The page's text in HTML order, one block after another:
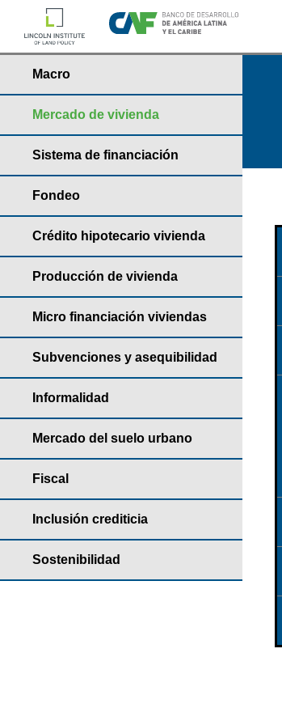
Macro
Mercado de vivienda
Sistema de financiación
Fondeo
Crédito hipotecario vivienda
Producción de vivienda
Micro financiación viviendas
Subvenciones y asequibilidad
Informalidad
Mercado del suelo urbano
Fiscal
Inclusión crediticia
Sostenibilidad